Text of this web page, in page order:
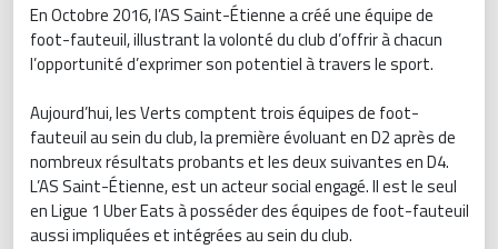
En Octobre 2016, l’AS Saint-Étienne a créé une équipe de
foot-fauteuil, illustrant la volonté du club d’offrir à chacun
l’opportunité d’exprimer son potentiel à travers le sport.
Aujourd’hui, les Verts comptent trois équipes de foot-
fauteuil au sein du club, la première évoluant en D2 après de
nombreux résultats probants et les deux suivantes en D4.
L’AS Saint-Étienne, est un acteur social engagé. Il est le seul
en Ligue 1 Uber Eats à posséder des équipes de foot-fauteuil
aussi impliquées et intégrées au sein du club.